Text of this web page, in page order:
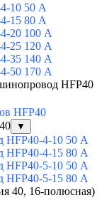
10 50 А
15 80 А
20 100 А
25 120 А
35 140 А
50 170 А
HFP40
HFP40
▼
4-10 50 А
4-15 80 А
5-10 50 А
5-15 80 А
40, 16-полюсная)